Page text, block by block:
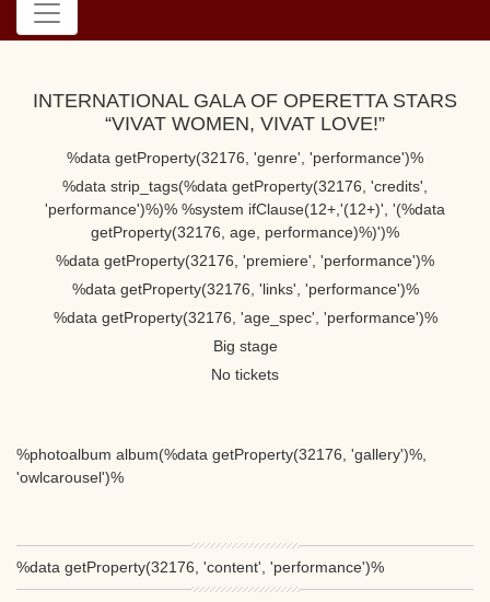
INTERNATIONAL GALA OF OPERETTA STARS
“VIVAT WOMEN, VIVAT LOVE!”
%data getProperty(32176, 'genre', 'performance')%
%data strip_tags(%data getProperty(32176, 'credits',
'performance')%)% %system ifClause(12+,'(12+)', '(%data
getProperty(32176, age, performance)%)')%
%data getProperty(32176, 'premiere', 'performance')%
%data getProperty(32176, 'links', 'performance')%
%data getProperty(32176, 'age_spec', 'performance')%
Big stage
No tickets
%photoalbum album(%data getProperty(32176, 'gallery')%,
'owlcarousel')%
%data getProperty(32176, 'content', 'performance')%